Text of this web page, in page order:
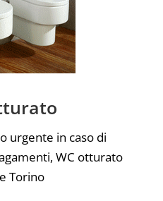
urgente in caso di
WC otturato
Torino